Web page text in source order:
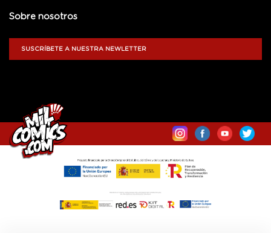
Sobre nosotros
SUSCRÍBETE A NUESTRA NEWLETTER